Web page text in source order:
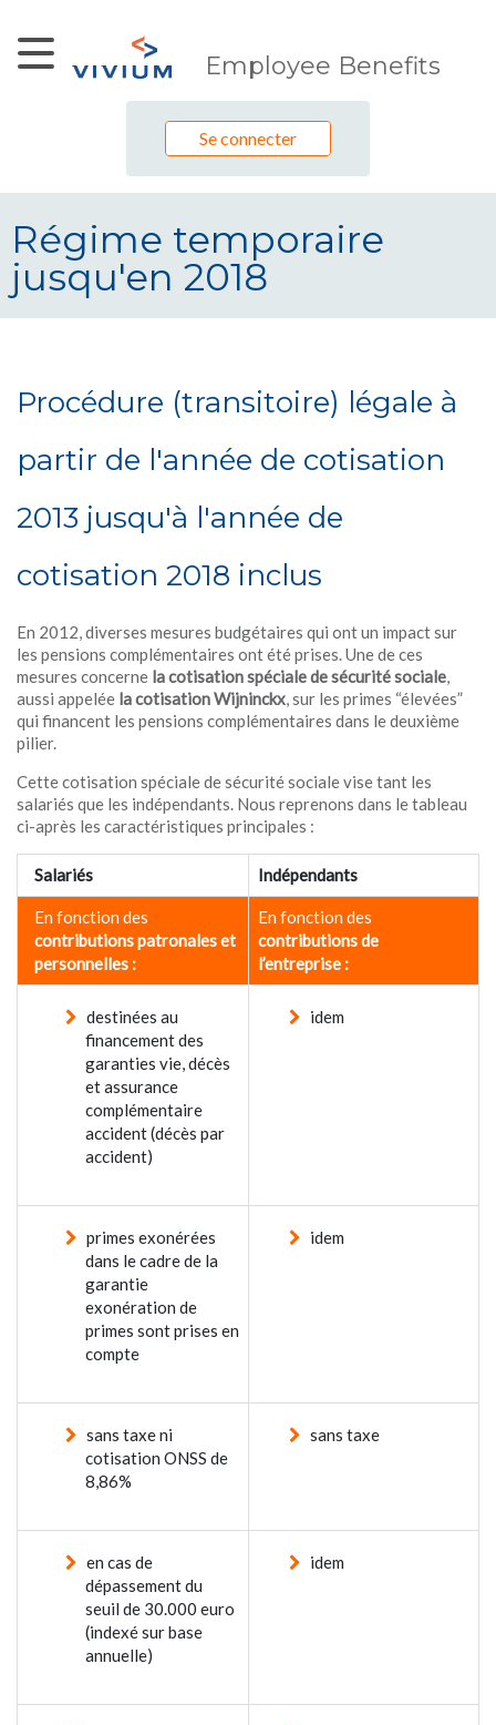
Employee Benefits
Se connecter
Régime temporaire
jusqu'en 2018
Procédure (transitoire) légale à
partir de l'année de cotisation
2013 jusqu'à l'année de
cotisation 2018 inclus
En 2012, diverses mesures budgétaires qui ont un impact sur
les pensions complémentaires ont été prises. Une de ces
mesures concerne la cotisation spéciale de sécurité sociale,
aussi appelée la cotisation Wijninckx, sur les primes “élevées”
qui financent les pensions complémentaires dans le deuxième
pilier.
Cette cotisation spéciale de sécurité sociale vise tant les
salariés que les indépendants. Nous reprenons dans le tableau
ci-après les caractéristiques principales :
Salariés Indépendants
En fonction des
contributions patronales et
personnelles :
En fonction des
contributions de
l’entreprise :
destinées au
financement des
garanties vie, décès
et assurance
complémentaire
accident (décès par
accident)
idem
primes exonérées
dans le cadre de la
garantie
exonération de
primes sont prises en
compte
idem
sans taxe ni
cotisation ONSS de
8,86%
sans taxe
en cas de
dépassement du
seuil de 30.000 euro
(indexé sur base
annuelle)
idem